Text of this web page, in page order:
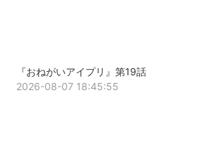
『おねがいアイプリ』第19話
2026-08-07 18:45:55